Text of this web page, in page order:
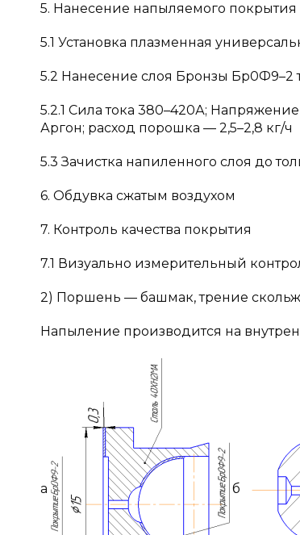
5. Нанесение напыляемого покрытия
5.1 Установка плазменная
5.2 Нанесение слоя Бронзы Бр0Ф9–2
5.2.1 Сила тока 380–420А;
Аргон; расход порошка — 2,5–2,8 кг/ч
5.3 Зачистка напиленного слоя до
6. Обдувка сжатым воздухом
7. Контроль качества покрытия
7.1 Визуально измерительный
2) Поршень — башмак, трение
Напыление производится на
а б